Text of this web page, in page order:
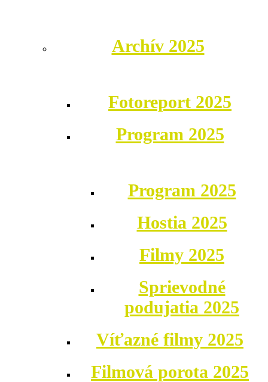
Archív 2025
Fotoreport 2025
Program 2025
Program 2025
Hostia 2025
Filmy 2025
Sprievodné
podujatia 2025
Víťazné filmy 2025
Filmová porota 2025